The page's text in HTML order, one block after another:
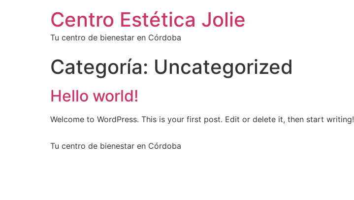
Centro Estética Jolie
Tu centro de bienestar en Córdoba
Categoría: Uncategorized
Hello world!
Welcome to WordPress. This is your first post. Edit or delete it, then start writing!
Tu centro de bienestar en Córdoba